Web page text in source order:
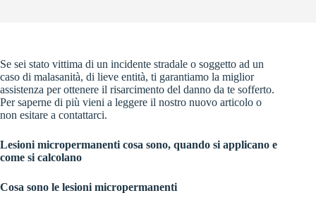
Se sei stato vittima di un incidente stradale o soggetto ad un
caso di malasanità, di lieve entità, ti garantiamo la miglior
assistenza per ottenere il risarcimento del danno da te sofferto.
Per saperne di più vieni a leggere il nostro nuovo articolo o
non esitare a contattarci.
Lesioni micropermanenti cosa sono, quando si applicano e
come si calcolano
Cosa sono le lesioni micropermanenti